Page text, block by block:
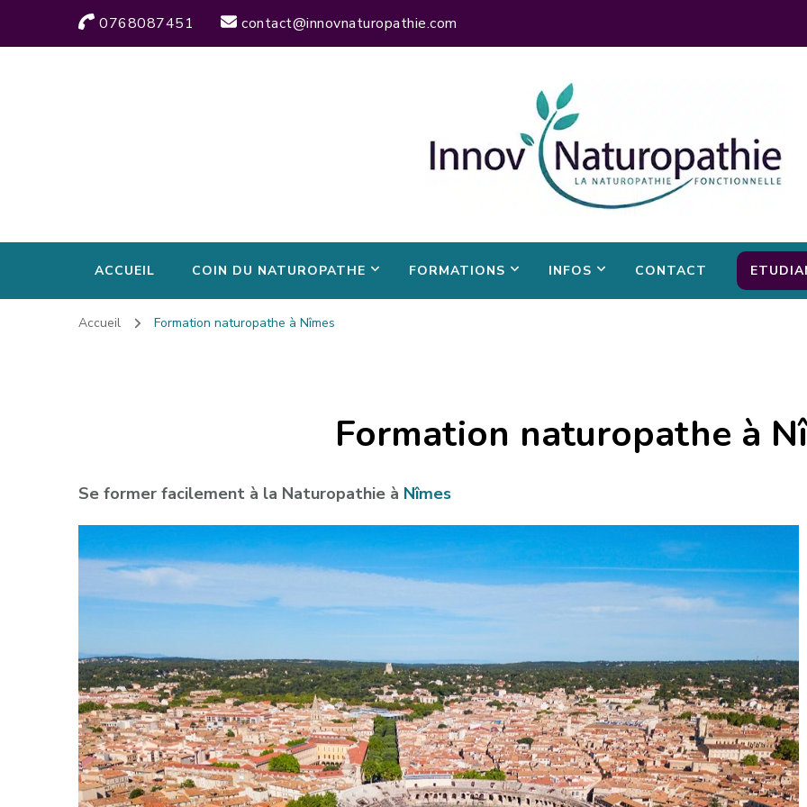
0768087451 contact@innovnaturopathie.com
ACCUEIL COIN DU NATUROPATHE FORMATIONS INFOS CONTACT
Accueil Formation naturopathe à Nîmes
Formation naturopathe à
Se former facilement à la Naturopathie à Nîmes